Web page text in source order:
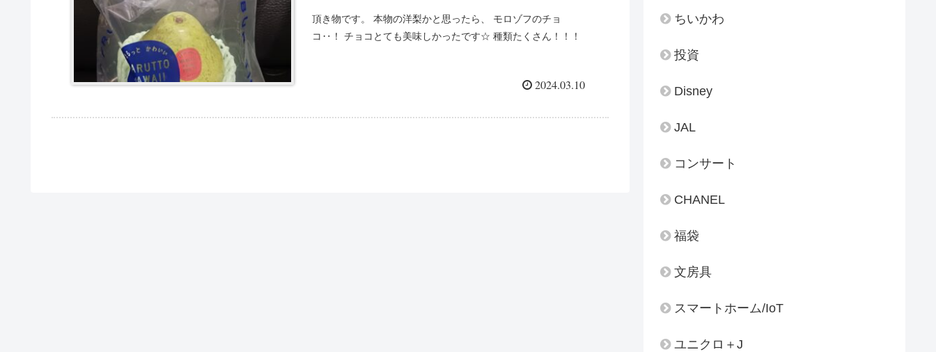
頂き物です。 本物の洋梨かと思ったら、 モロゾフのチョ
コ‥！ チョコとても美味しかったです☆ 種類たくさん！！！
2024.03.10
ちいかわ
投資
Disney
JAL
コンサート
CHANEL
福袋
文房具
スマートホーム/IoT
ユニクロ＋J